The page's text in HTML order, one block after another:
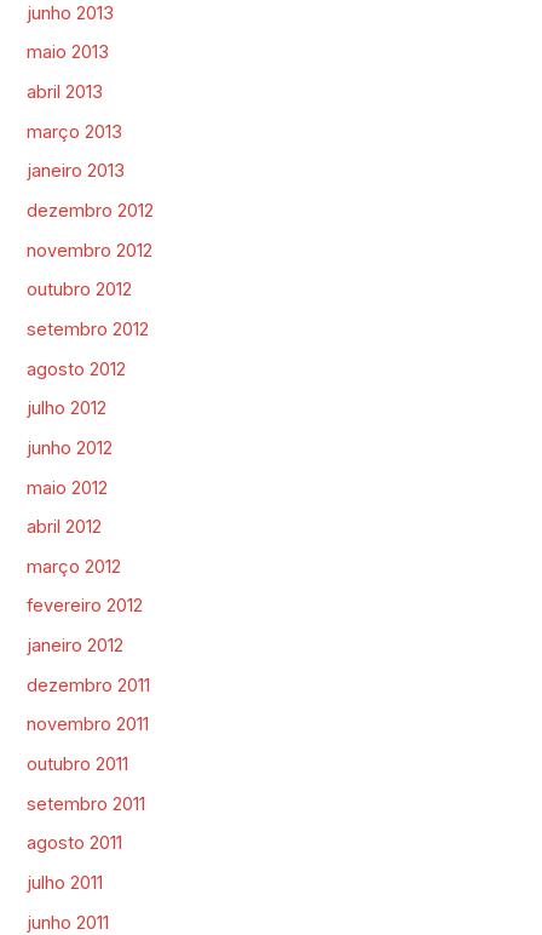
junho 2013
maio 2013
abril 2013
março 2013
janeiro 2013
dezembro 2012
novembro 2012
outubro 2012
setembro 2012
agosto 2012
julho 2012
junho 2012
maio 2012
abril 2012
março 2012
fevereiro 2012
janeiro 2012
dezembro 2011
novembro 2011
outubro 2011
setembro 2011
agosto 2011
julho 2011
junho 2011